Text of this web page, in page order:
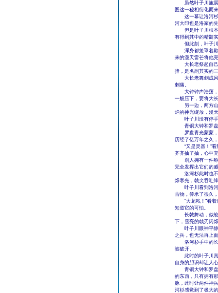
虽然叶子川施展
图这一秘相衍化而
这一幕让洛河杉
河大印也是洛家的
但是叶子川根本
有得到其中的精髓
但此刻，叶子川
浑身都笼罩着欺
来的漫天雷芒将他
大长老祭起自己
指，是名副其实的
大长老舞剑成风
刺痛。
大钟钟声浩荡，
一般压下，要将大
另一边，两方山
烂的神光绽放，漫
叶子川没有停手
青铜大钟和罗盘
罗盘青光蒙蒙，
历经了亿万年之久
“又是灵器！”看
齐齐抽了抽，心中
别人拥有一件称
完全发挥出它们的
洛河杉此时也不
烁寒光，戟尖吞吐
叶子川看到洛河
古物，传承了很久
“大龙戟！”看着
知道它的可怕。
长戟舞动，似蛟
下，雪亮的戟刃闪
叶子川眼神平静
之兵，也无法再上
洛河杉手中的长
被破开。
此时的叶子川真
自身的胆识却让人
青铜大钟和罗盘
的东西，只有拥有
脉，此时让两件神
河杉感觉到了极大